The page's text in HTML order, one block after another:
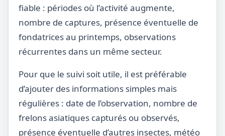
fiable : périodes où l’activité augmente,
nombre de captures, présence éventuelle de
fondatrices au printemps, observations
récurrentes dans un même secteur.
Pour que le suivi soit utile, il est préférable
d’ajouter des informations simples mais
régulières : date de l’observation, nombre de
frelons asiatiques capturés ou observés,
présence éventuelle d’autres insectes, météo